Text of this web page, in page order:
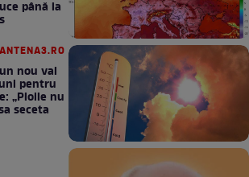
până la
nou val
pentru
„Ploile nu
seceta